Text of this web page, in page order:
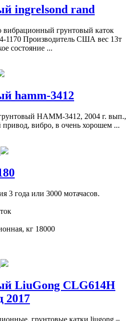
ingrelsond rand
вибрационный грунтовый каток
1170 Производитель США вес 13т
состояние ...
hamm-3412
HAMM-3412, 2004 г. вып.,
вибро, в очень хорошем ...
3 года или 3000 мотачасов.
кг 18000
LiuGong CLG614H
2017
грунтовые катки liugong –